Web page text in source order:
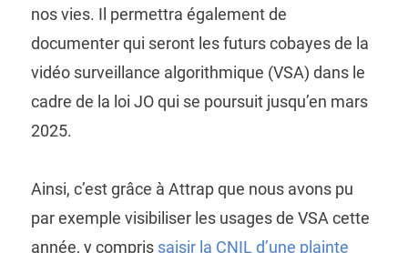
nos vies. Il permettra également de
documenter qui seront les futurs cobayes de la
vidéo surveillance algorithmique (VSA) dans le
cadre de la loi JO qui se poursuit jusqu’en mars
2025.
Ainsi, c’est grâce à Attrap que nous avons pu
par exemple visibiliser les usages de VSA cette
année, y compris saisir la CNIL d’une plainte